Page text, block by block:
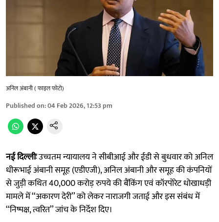
अनिल अंबानी ( फाइल फोटो)
Published on:04 Feb 2026, 12:53 pm
नई दिल्लीःउच्चतम न्यायालय ने सीबीआई और ईडी से बुधवार को अनिल
धीरूभाई अंबानी समूह (एडीएजी), अनिल अंबानी और समूह की कंपनियों
से जुड़ी कथित 40,000 करोड़ रुपये की बैंकिंग एवं कॉरपोरेट धोखाधड़ी
मामले में ‘‘अकारण देरी’’ को लेकर नाराजगी जताई और इस संबंध में
‘‘निष्पक्ष, त्वरित’’ जांच के निर्देश दिए।